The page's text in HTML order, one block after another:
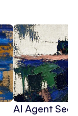
AI Agent